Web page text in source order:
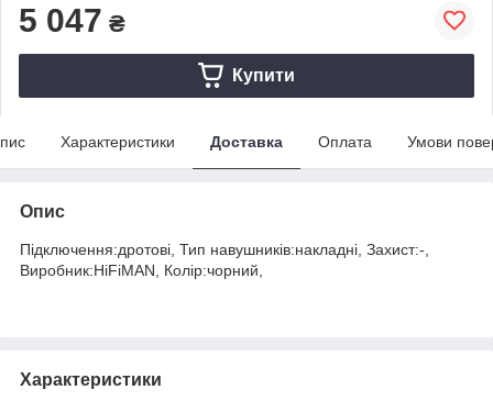
5 047 ₴
Купити
Характеристики Доставка Оплата Умови
Опис
Підключення:дротові, Тип навушників:накладні, Захист:-,
Виробник:HiFiMAN, Колір:чорний,
Характеристики